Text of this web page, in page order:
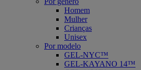
Homem
Mulher
Crianças
Unisex
Por modelo
GEL-NYC™
GEL-KAYANO 14™